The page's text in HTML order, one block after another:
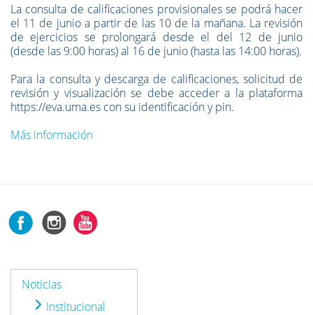
La consulta de calificaciones provisionales se podrá hacer
el 11 de junio a partir de las 10 de la mañana. La revisión
de ejercicios se prolongará desde el del 12 de junio
(desde las 9:00 horas) al 16 de junio (hasta las 14:00 horas).
Para la consulta y descarga de calificaciones, solicitud de
revisión y visualización se debe acceder a la plataforma
https://eva.uma.es con su identificación y pin.
Más información
Noticias
Institucional